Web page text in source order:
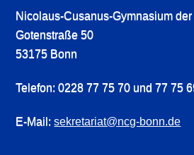
Nicolaus-Cusanus-Gymnasium
Gotenstraße 50
53175 Bonn
Telefon: 0228 77 75 70 und 77 75
E-Mail:sekretariat@ncg-bonn.de